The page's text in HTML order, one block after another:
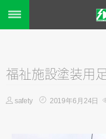
仮設足場工事
完成までの流れ
福祉施設塗装用
safety 2019年6月24日